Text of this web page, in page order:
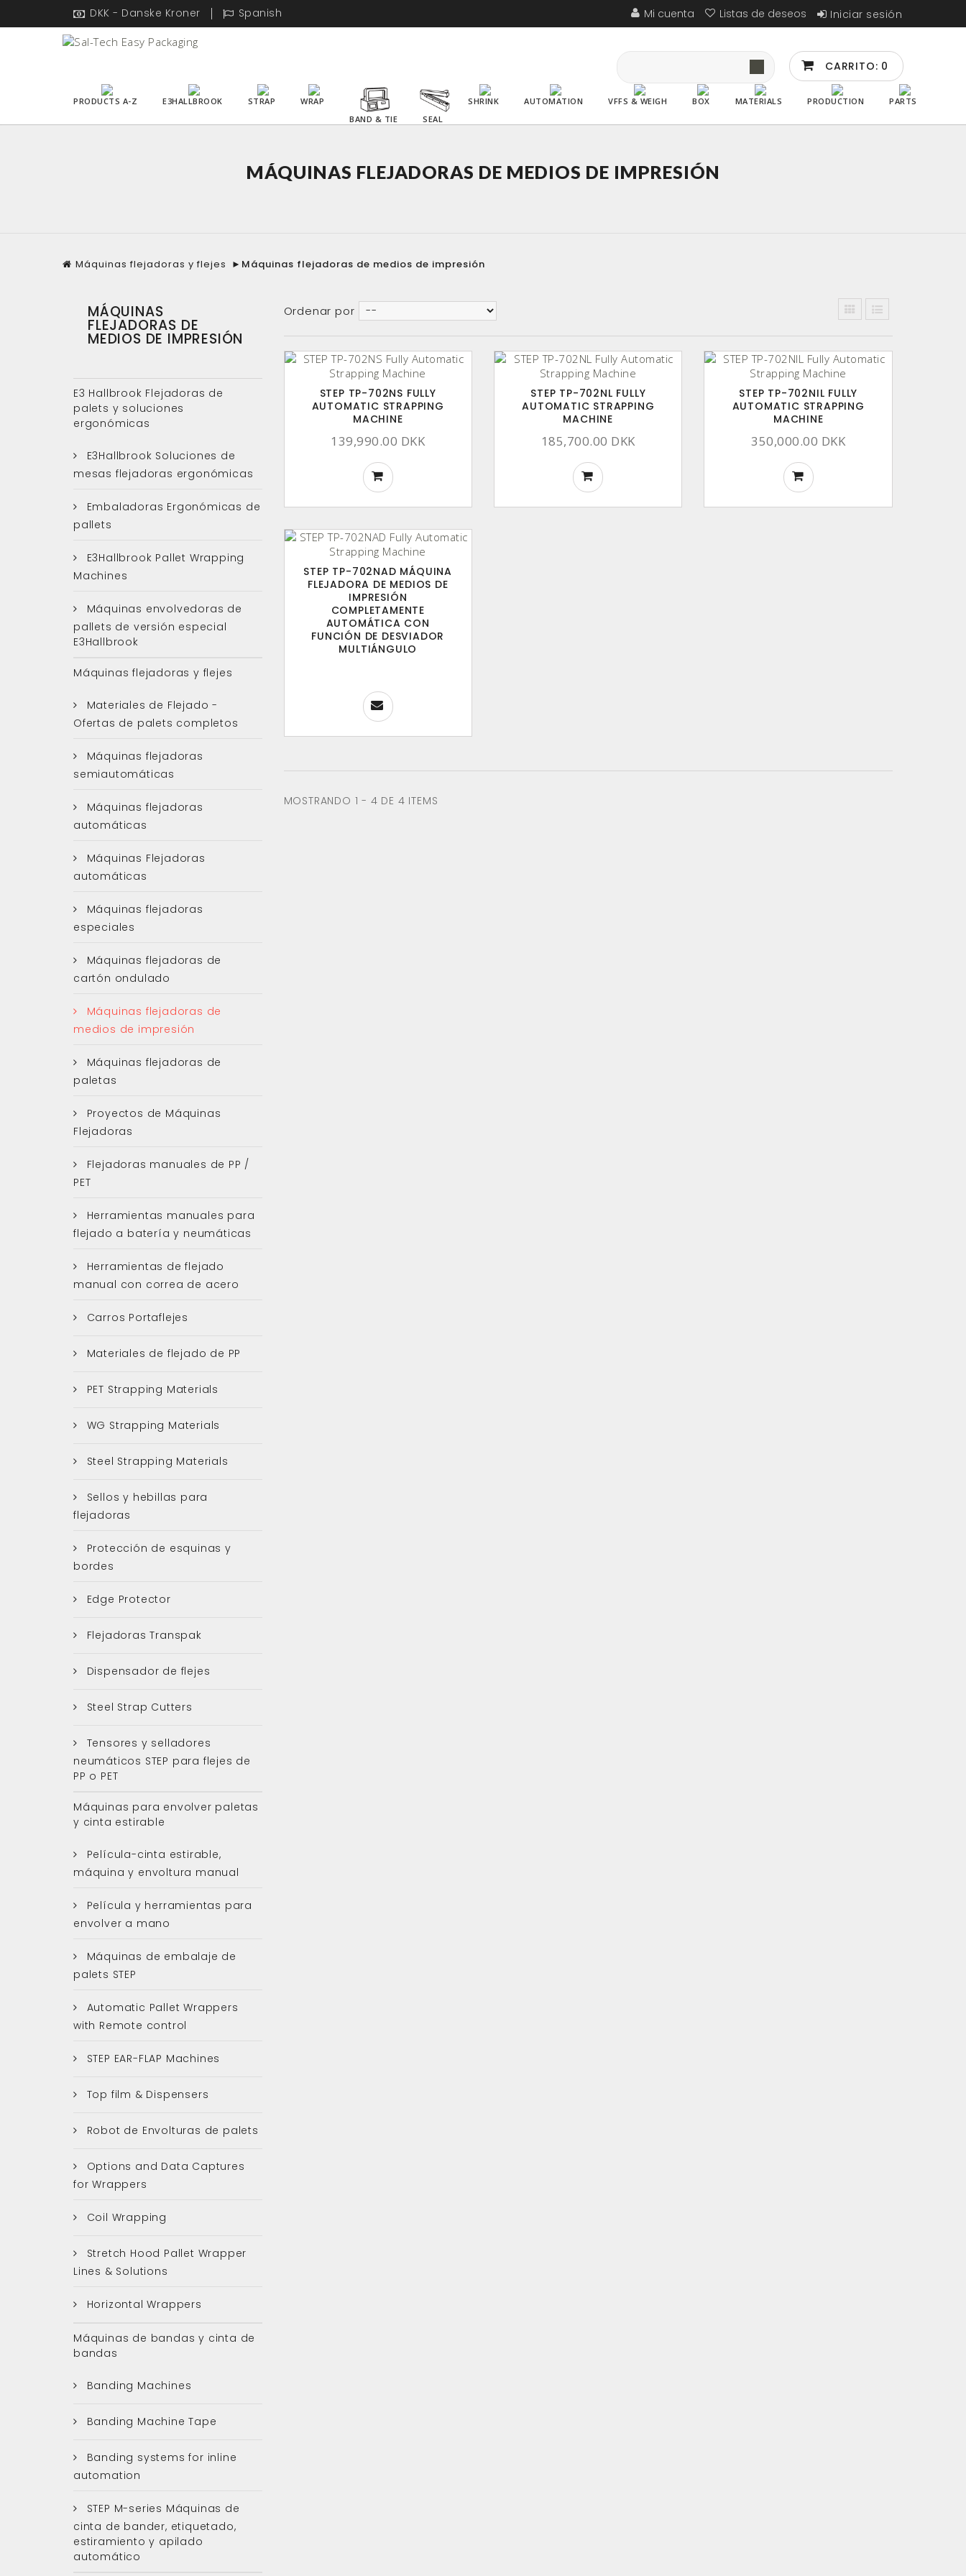
Iniciar sesión
Mi cuenta Listas de deseos
DKK - Danske Kroner Spanish
CARRITO: 0
PRODUCTS A-Z E3HALLBROOK STRAP
WRAP
BAND & TIE
SEAL
SHRINK AUTOMATION VFFS & WEIGH BOX MATERIALS PRODUCTION PARTS
MÁQUINAS FLEJADORAS DE MEDIOS DE IMPRESIÓN
Máquinas flejadoras y flejes ► Máquinas flejadoras de medios de impresión
MÁQUINAS
FLEJADORAS DE
MEDIOS DE IMPRESIÓN
E3 Hallbrook Flejadoras de
palets y soluciones
ergonómicas
E3Hallbrook Soluciones de
mesas flejadoras ergonómicas
Embaladoras Ergonómicas de
pallets
E3Hallbrook Pallet Wrapping
Machines
Máquinas envolvedoras de
pallets de versión especial
E3Hallbrook
Máquinas flejadoras y flejes
Materiales de Flejado -
Ofertas de palets completos
Máquinas flejadoras
semiautomáticas
Máquinas flejadoras
automáticas
Máquinas Flejadoras
automáticas
Máquinas flejadoras
especiales
Máquinas flejadoras de
cartón ondulado
Máquinas flejadoras de
medios de impresión
Máquinas flejadoras de
paletas
Proyectos de Máquinas
Flejadoras
Flejadoras manuales de PP /
PET
Herramientas manuales para
flejado a batería y neumáticas
Herramientas de flejado
manual con correa de acero
Carros Portaflejes
Materiales de flejado de PP
PET Strapping Materials
WG Strapping Materials
Steel Strapping Materials
Sellos y hebillas para
flejadoras
Protección de esquinas y
bordes
Edge Protector
Flejadoras Transpak
Dispensador de flejes
Steel Strap Cutters
Tensores y selladores
neumáticos STEP para flejes de
PP o PET
Máquinas para envolver paletas
y cinta estirable
Película-cinta estirable,
máquina y envoltura manual
Película y herramientas para
envolver a mano
Máquinas de embalaje de
palets STEP
Automatic Pallet Wrappers
with Remote control
STEP EAR-FLAP Machines
Top film & Dispensers
Robot de Envolturas de palets
Options and Data Captures
for Wrappers
Coil Wrapping
Stretch Hood Pallet Wrapper
Lines & Solutions
Horizontal Wrappers
Máquinas de bandas y cinta de
bandas
Banding Machines
Banding Machine Tape
Banding systems for inline
automation
STEP M-series Máquinas de
cinta de bander, etiquetado,
estiramiento y apilado
automático
Ordenar por
STEP TP-702NS FULLY
AUTOMATIC STRAPPING
MACHINE
139,990.00 DKK
STEP TP-702NL FULLY
AUTOMATIC STRAPPING
MACHINE
185,700.00 DKK
STEP TP-702NIL FULLY
AUTOMATIC STRAPPING
MACHINE
350,000.00 DKK
STEP TP-702NAD MÁQUINA
FLEJADORA DE MEDIOS DE
IMPRESIÓN
COMPLETAMENTE
AUTOMÁTICA CON
FUNCIÓN DE DESVIADOR
MULTIÁNGULO
MOSTRANDO 1 - 4 DE 4 ITEMS